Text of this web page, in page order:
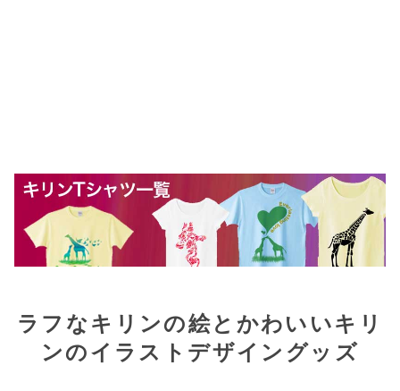
ラフなキリンの絵とかわいいキリ
ンのイラストデザイングッズ